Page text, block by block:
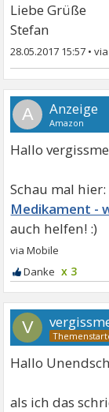
Liebe Grüße
Stefan
28.05.2017 15:57 •
A
Hallo
Medikament -
x 3
V
Hallo
als ich das